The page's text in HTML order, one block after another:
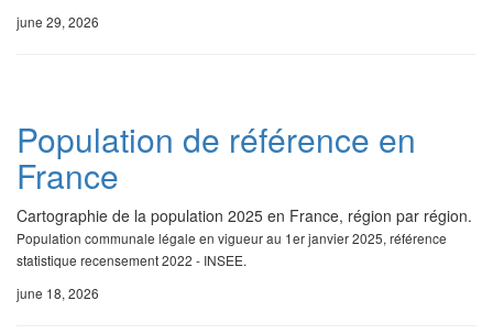
june 29, 2026
Population de référence en
France
Cartographie de la population 2025 en France, région par région.
Population communale légale en vigueur au 1er janvier 2025, référence
statistique recensement 2022 - INSEE.
june 18, 2026